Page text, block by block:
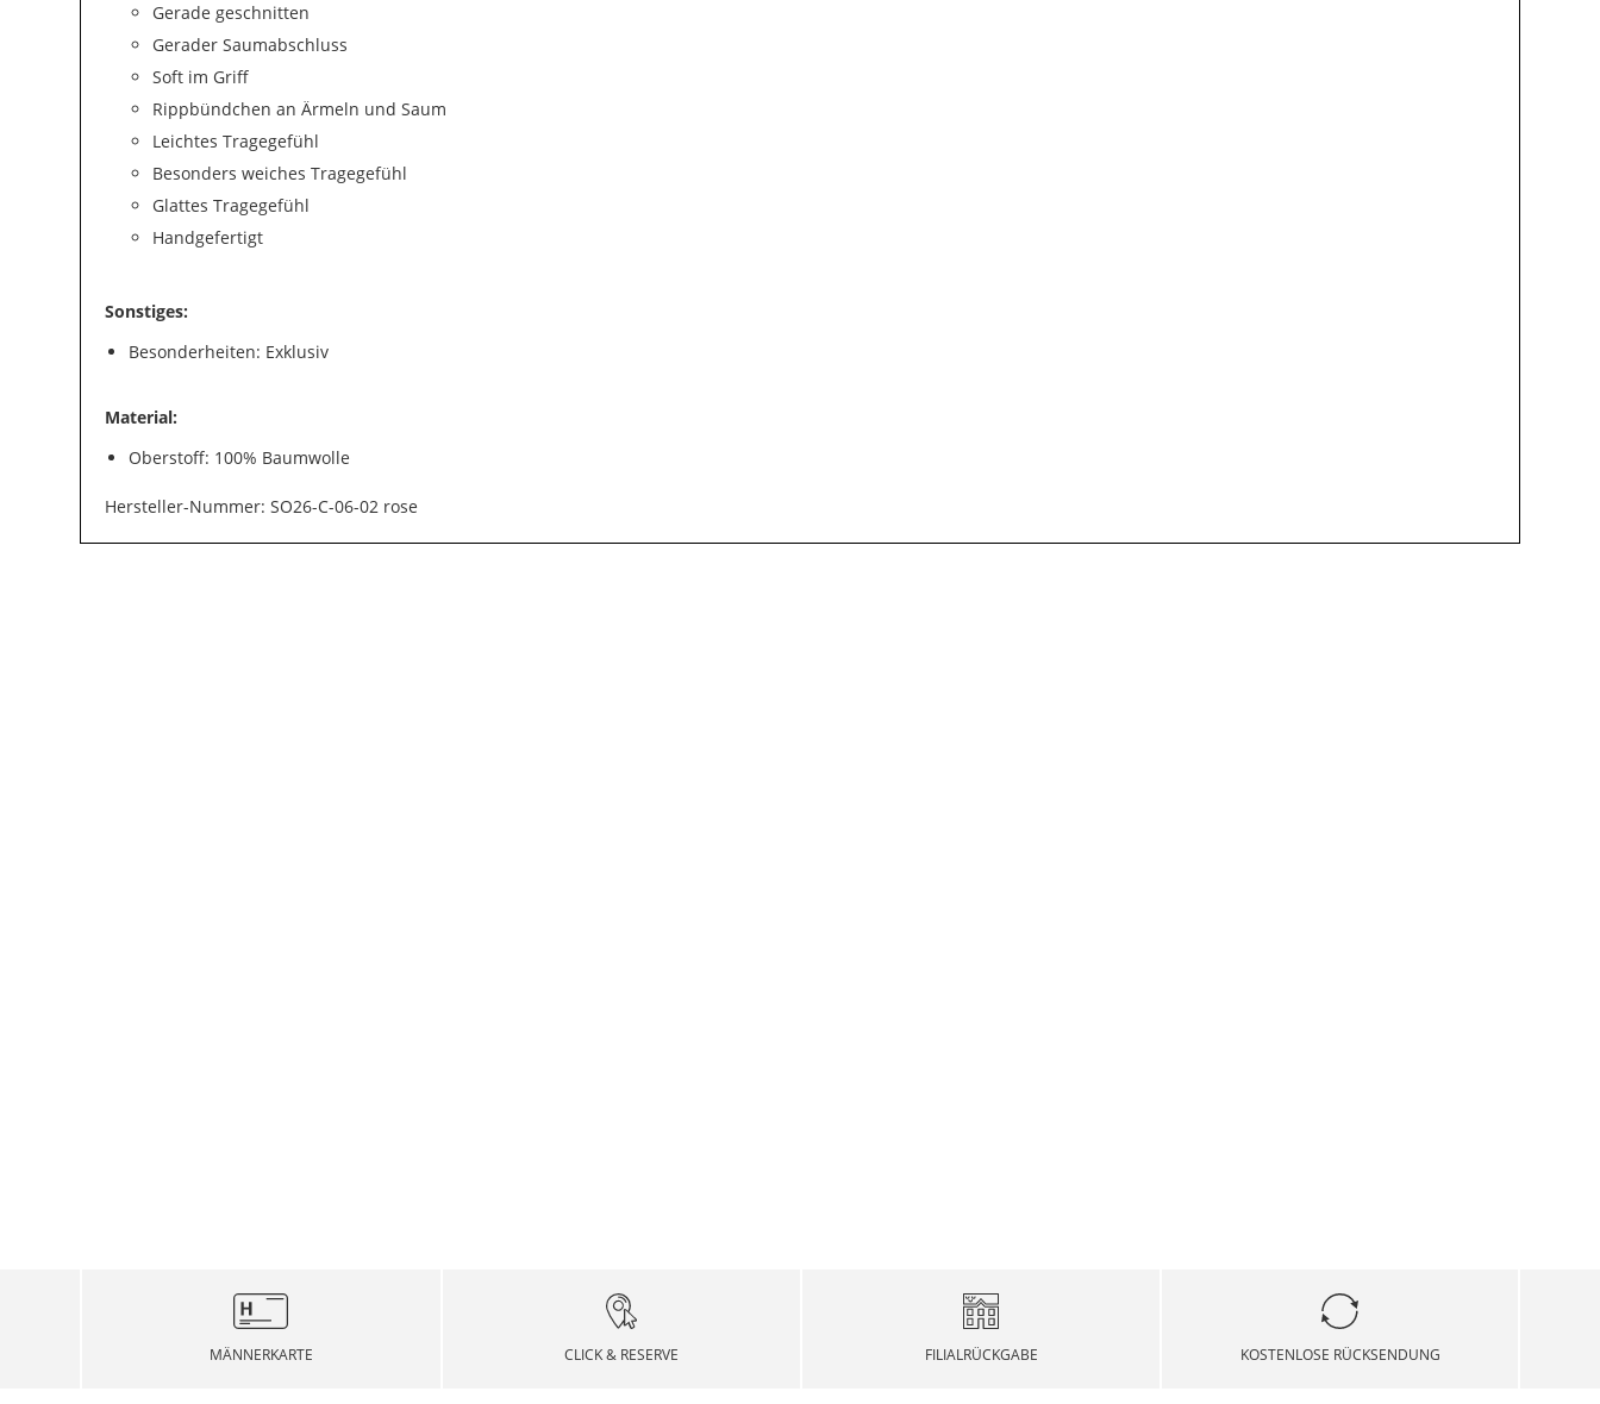
Gerade geschnitten
Gerader Saumabschluss
Soft im Griff
Rippbündchen an Ärmeln und Saum
Leichtes Tragegefühl
Besonders weiches Tragegefühl
Glattes Tragegefühl
Handgefertigt
Sonstiges:
Besonderheiten: Exklusiv
Material:
Oberstoff: 100% Baumwolle
Hersteller-Nummer: SO26-C-06-02 rose
MÄNNERKARTE CLICK & RESERVE FILIALRÜCKGABE KOSTENLOSE RÜCKSENDUNG